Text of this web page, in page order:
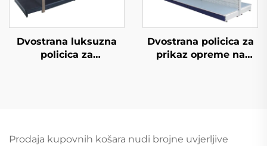
Dvostrana luksuzna
policica za
Dvostrana policica za
prikaz opreme na
Prodaja kupovnih košara nudi brojne uvjerljive